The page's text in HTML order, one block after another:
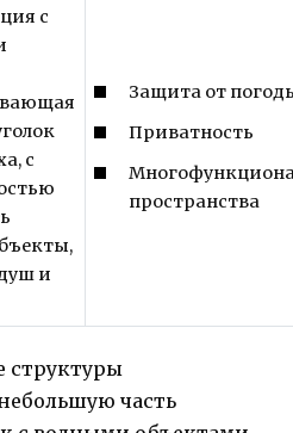
с
с
и
Защита от
Приватность
пространства
структуры
часть